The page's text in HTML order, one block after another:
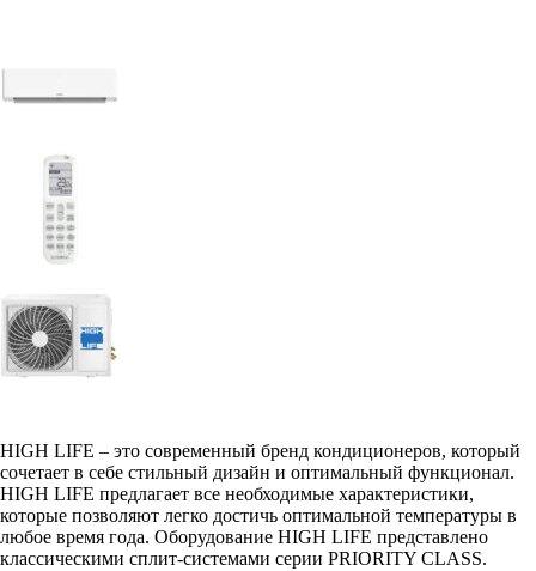
HIGH LIFE – это современный бренд кондиционеров, который
сочетает в себе стильный дизайн и оптимальный функционал.
HIGH LIFE предлагает все необходимые характеристики,
которые позволяют легко достичь оптимальной температуры в
любое время года. Оборудование HIGH LIFE представлено
классическими сплит-системами серии PRIORITY CLASS.